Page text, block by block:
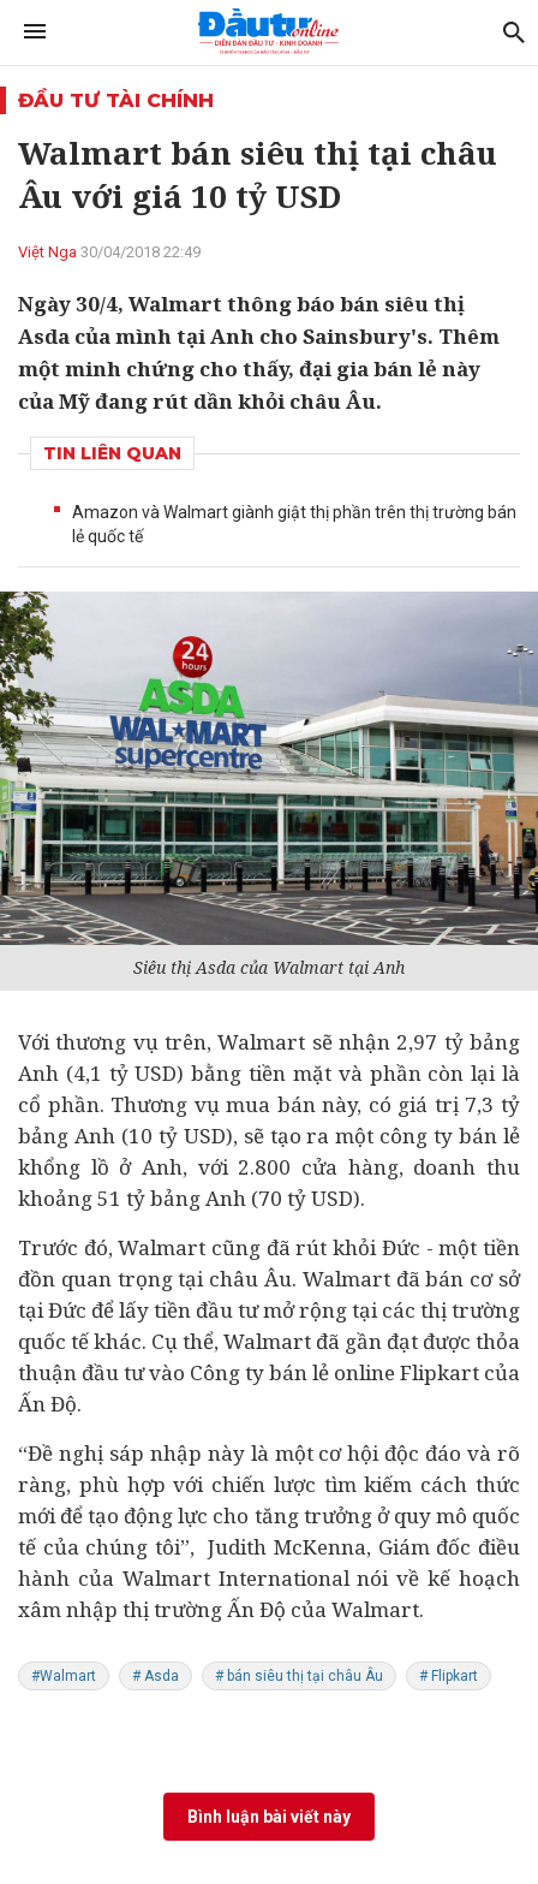
ĐẦU TƯ TÀI CHÍNH
Walmart bán siêu thị tại châu
Âu với giá 10 tỷ USD
Việt Nga 30/04/2018 22:49
Ngày 30/4, Walmart thông báo bán siêu thị
Asda của mình tại Anh cho Sainsbury's. Thêm
một minh chứng cho thấy, đại gia bán lẻ này
của Mỹ đang rút dần khỏi châu Âu.
TIN LIÊN QUAN
Amazon và Walmart giành giật thị phần trên thị trường bán
lẻ quốc tế
Siêu thị Asda của Walmart tại Anh
Với thương vụ trên, Walmart sẽ nhận 2,97 tỷ bảng
Anh (4,1 tỷ USD) bằng tiền mặt và phần còn lại là
cổ phần. Thương vụ mua bán này, có giá trị 7,3 tỷ
bảng Anh (10 tỷ USD), sẽ tạo ra một công ty bán lẻ
khổng lồ ở Anh, với 2.800 cửa hàng, doanh thu
khoảng 51 tỷ bảng Anh (70 tỷ USD).
Trước đó, Walmart cũng đã rút khỏi Đức - một tiền
đồn quan trọng tại châu Âu. Walmart đã bán cơ sở
tại Đức để lấy tiền đầu tưmở rộng tại các thị trường
quốc tế khác. Cụ thể, Walmart đã gần đạt được thỏa
thuận đầu tư vào Công ty bán lẻ online Flipkart của
Ấn Độ.
“Đề nghị sáp nhập này là một cơ hội độc đáo và rõ
ràng, phù hợp với chiến lược tìm kiếm cách thức
mới để tạo động lực cho tăng trưởng ở quy mô quốc
tế của chúng tôi”, Judith McKenna, Giám đốc điều
hành của Walmart International nói về kế hoạch
xâm nhập thị trường Ấn Độ của Walmart.
#Walmart # Asda # bán siêu thị tại châu Âu # Flipkart
Bình luận bài viết này